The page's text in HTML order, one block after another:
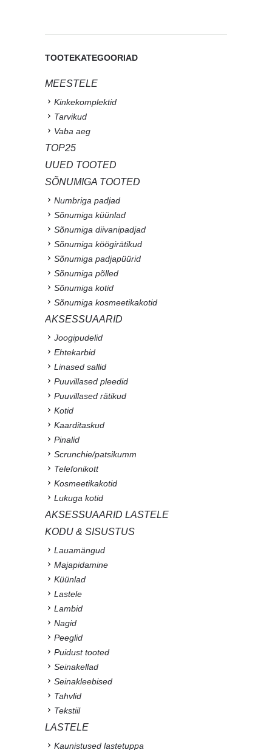
TOOTEKATEGOORIAD
MEESTELE
Kinkekomplektid
Tarvikud
Vaba aeg
TOP25
UUED TOOTED
SÕNUMIGA TOOTED
Numbriga padjad
Sõnumiga küünlad
Sõnumiga diivanipadjad
Sõnumiga köögirätikud
Sõnumiga padjapüürid
Sõnumiga põlled
Sõnumiga kotid
Sõnumiga kosmeetikakotid
AKSESSUAARID
Joogipudelid
Ehtekarbid
Linased sallid
Puuvillased pleedid
Puuvillased rätikud
Kotid
Kaarditaskud
Pinalid
Scrunchie/patsikumm
Telefonikott
Kosmeetikakotid
Lukuga kotid
AKSESSUAARID LASTELE
KODU & SISUSTUS
Lauamängud
Majapidamine
Küünlad
Lastele
Lambid
Nagid
Peeglid
Puidust tooted
Seinakellad
Seinakleebised
Tahvlid
Tekstiil
LASTELE
Kaunistused lastetuppa